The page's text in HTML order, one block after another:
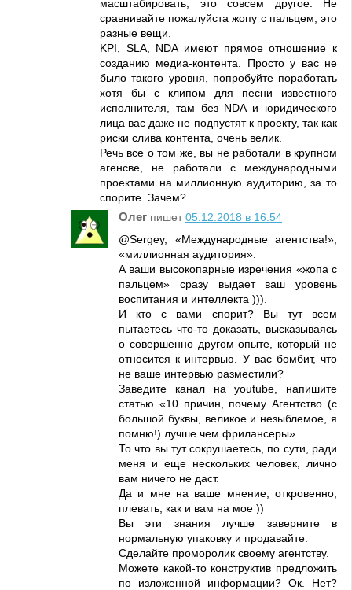
масштабировать, это совсем другое. Не
сравнивайте пожалуйста жопу с пальцем, это
разные вещи.
KPI, SLA, NDA имеют прямое отношение к
созданию медиа-контента. Просто у вас не
было такого уровня, попробуйте поработать
хотя бы с клипом для песни известного
исполнителя, там без NDA и юридического
лица вас даже не подпустят к проекту, так как
риски слива контента, очень велик.
Речь все о том же, вы не работали в крупном
агенсве, не работали с международными
проектами на миллионную аудиторию, за то
спорите. Зачем?
Олег пишет 05.12.2018 в 16:54
@Sergey, «Международные агентства!»,
«миллионная аудитория».
А ваши высокопарные изречения «жопа с
пальцем» сразу выдает ваш уровень
воспитания и интеллекта ))).
И кто с вами спорит? Вы тут всем
пытаетесь что-то доказать, высказываясь
о совершенно другом опыте, который не
относится к интервью. У вас бомбит, что
не ваше интервью разместили?
Заведите канал на youtube, напишите
статью «10 причин, почему Агентство (с
большой буквы, великое и незыблемое, я
помню!) лучше чем фрилансеры».
То что вы тут сокрушаетесь, по сути, ради
меня и еще нескольких человек, лично
вам ничего не даст.
Да и мне на ваше мнение, откровенно,
плевать, как и вам на мое ))
Вы эти знания лучше заверните в
нормальную упаковку и продавайте.
Сделайте проморолик своему агентству.
Можете какой-то конструктив предложить
по изложенной информации? Ок. Нет?